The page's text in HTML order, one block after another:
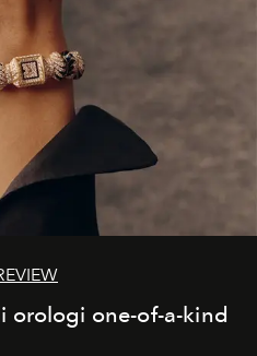
orologi one-of-a-kind